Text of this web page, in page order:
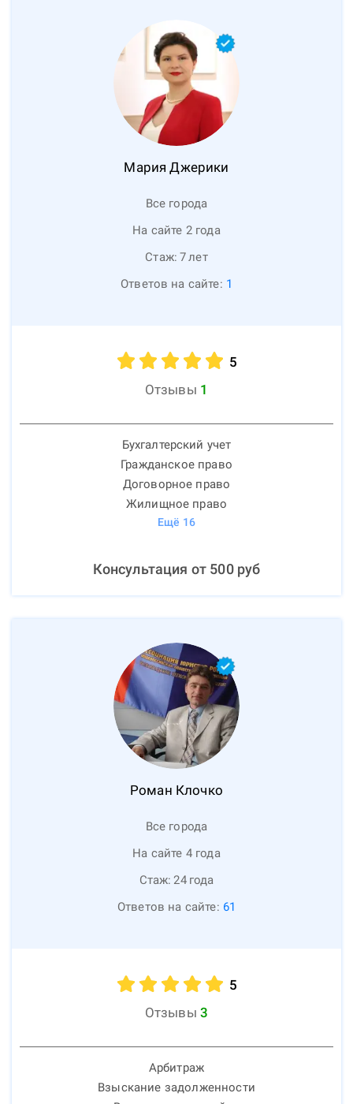
Мария Джерики
Все города
На сайте 2 года
Стаж: 7лет
Ответов на сайте: 1
5
Отзывы 1
Бухгалтерский учет
Гражданское право
Договорное право
Жилищное право
Ещё 16
Консультация от 500руб
Роман Клочко
Все города
На сайте 4 года
Стаж: 24 года
Ответов на сайте: 61
5
Отзывы 3
Арбитраж
Взыскание задолженности